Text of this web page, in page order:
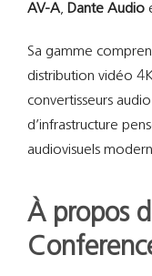
AV-A, Dante Audio
Sa gamme
distribution vidéo
convertisseurs
d’infrastructure
audiovisuels
À propos